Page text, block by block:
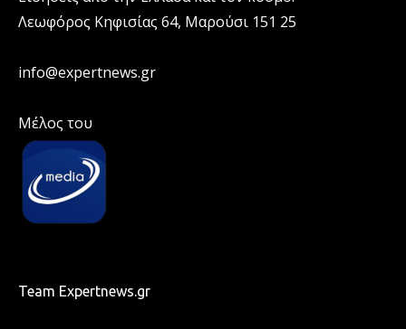
Λεωφόρος Κηφισίας 64, Μαρούσι 151 25
info@expertnews.gr
Μέλος του
Team Expertnews.gr